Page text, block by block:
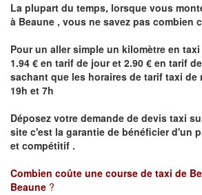
La plupart du temps, lorsque vous
à Beaune , vous ne savez pas combien
Pour un aller simple un kilomètre en taxi
1.94 € en tarif de jour et 2.90 € en tarif
sachant que les horaires de tarif taxi de
19h et 7h
Déposez votre demande de devis taxi
site c'est la garantie de bénéficier d'un
et compétitif .
Combien coûte une course de taxi de
Beaune ?